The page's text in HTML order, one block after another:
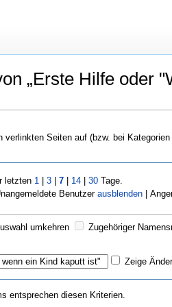
„Erste Hilfe oder
Seiten auf (bzw. bei
letzten 1 | 3| 7| 14| 30Tage.
Benutzer ausblenden|
umkehren
Zugehöriger
Zeige
entsprechen diesen Kriterien.